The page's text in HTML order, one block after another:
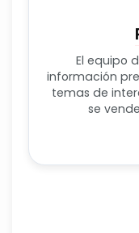
El equipo
información
temas de
se